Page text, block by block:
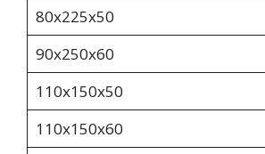
80х225х50
90х250х60
110x150x50
110х150х60